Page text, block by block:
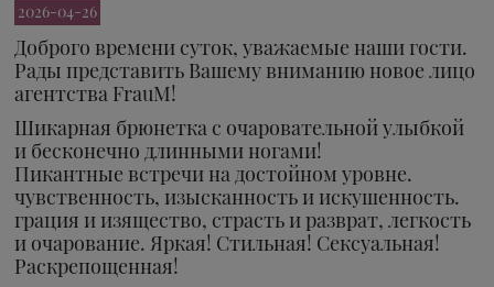
2026-04-26
Доброго времени суток, уважаемые наши гости.
Рады представить Вашему вниманию новое лицо
агентства FrauM!
Шикарная брюнетка с очаровательной улыбкой
и бесконечно длинными ногами!
Пикантные встречи на достойном уровне.
чувственность, изысканность и искушенность.
грация и изящество, страсть и разврат, легкость
и очарование. Яркая! Стильная! Сексуальная!
Раскрепощенная!